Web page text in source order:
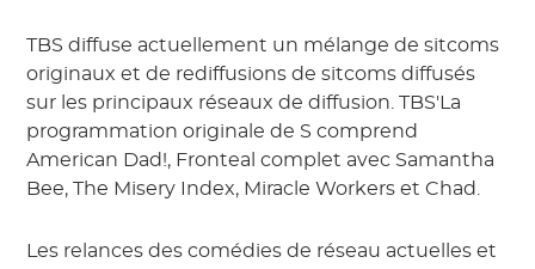
TBS diffuse actuellement un mélange de sitcoms
originaux et de rediffusions de sitcoms diffusés
sur les principaux réseaux de diffusion. TBS'La
programmation originale de S comprend
American Dad!, Fronteal complet avec Samantha
Bee, The Misery Index, Miracle Workers et Chad.
Les relances des comédies de réseau actuelles et